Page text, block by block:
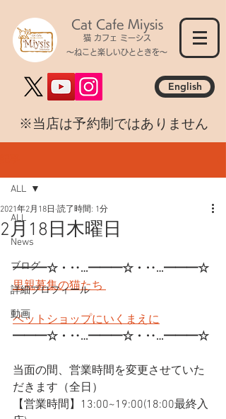
Cat Cafe Miysis
猫 カフェ ミーシス
～ねこと楽しいひとときを～
English
​※当店は予約制ではありません
ALL
News
ブログ
詳細プロフィール
動画
ALL
2月18日木曜日
2021年2月18日 読了時間: 1分
━━━☆・‥…━━━☆・‥…━━━☆
里親募集の猫たち
ペットショップにいくまえに
━━━☆・‥…━━━☆・‥…━━━☆
当面の間、営業時間を変更させていた
だきます（全日）
【営業時間】13:00~19:00(18:00最終入